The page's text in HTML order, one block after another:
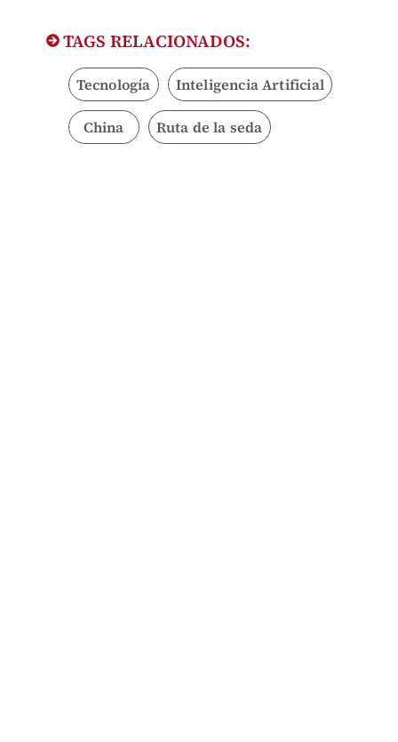
TAGS RELACIONADOS:
Tecnología Inteligencia Artificial
China Ruta de la seda